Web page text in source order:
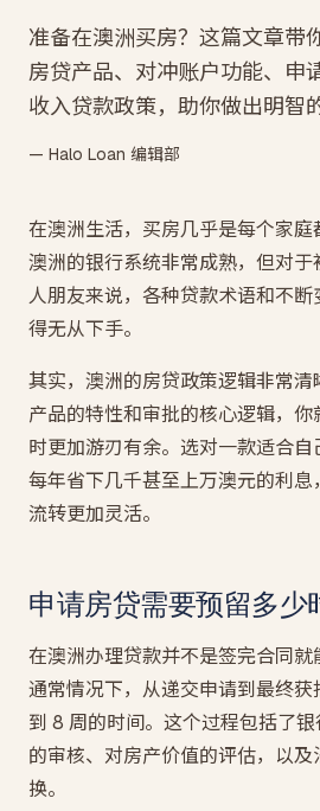
准备在澳洲买房？这篇文章带
房贷产品、对冲账户功能、申
收入贷款政策，助你做出明智
— Halo Loan 编辑部
在澳洲生活，买房几乎是每个家
澳洲的银行系统非常成熟，但对
人朋友来说，各种贷款术语和不
得无从下手。
其实，澳洲的房贷政策逻辑非常清
产品的特性和审批的核心逻辑，
时更加游刃有余。选对一款适合
每年省下几千甚至上万澳元的利
流转更加灵活。
申请房贷需要预留多少
在澳洲办理贷款并不是签完合同就
通常情况下，从递交申请到最终
到 8 周的时间。这个过程包括了
的审核、对房产价值的评估，以
换。